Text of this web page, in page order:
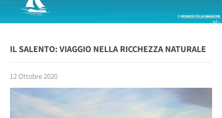
IL SALENTO: VIAGGIO NELLA RICCHEZZA NATURALE
12 Ottobre 2020